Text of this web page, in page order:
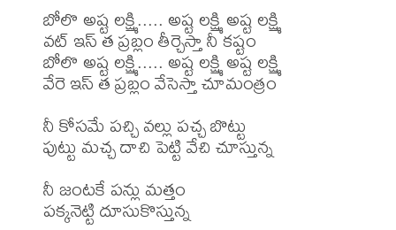
బోలొ అష్ట లక్ష్మి..... అష్ట లక్ష్మి అష్ట లక్ష్మి
వట్ ఇస్ త ప్రబ్లం తీర్చెస్తా నీ కష్టం
బోలొ అష్ట లక్ష్మి..... అష్ట లక్ష్మి అష్ట లక్ష్మి
వేరె ఇస్ త ప్రబ్లం వేసెస్తా చూమంత్రం
నీ కోసమే పచ్చి వల్లు పచ్చ బొట్టు
పుట్టు మచ్చ దాచి పెట్టి వేచి చూస్తున్న
నీ జంటకే పన్లు మత్తం
పక్కనెట్టి దూసుకొస్తున్న